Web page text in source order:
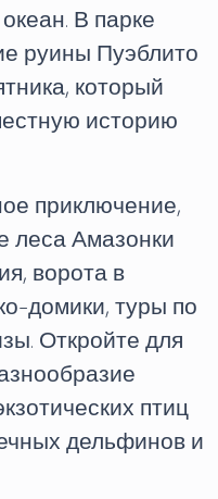
В парке
руины Пуэблито
который
историю
приключение,
леса Амазонки
ворота в
домики, туры по
Откройте для
птиц
дельфинов и